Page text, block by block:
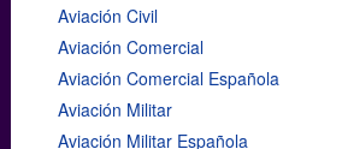
Aviación Civil
Aviación Comercial
Aviación Comercial Española
Aviación Militar
Aviación Militar Española